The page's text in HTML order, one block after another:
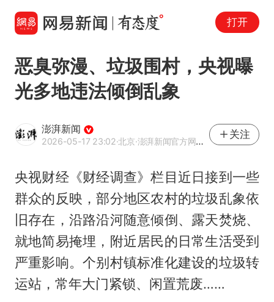
打开
恶臭弥漫、垃圾围村，央视曝
光多地违法倾倒乱象
澎湃新闻
2026-05-17 23:02·北京·澎湃新闻官方网易号
关注
央视财经《财经调查》栏目近日接到一些
群众的反映，部分地区农村的垃圾乱象依
旧存在，沿路沿河随意倾倒、露天焚烧、
就地简易掩埋，附近居民的日常生活受到
严重影响。个别村镇标准化建设的垃圾转
运站，常年大门紧锁、闲置荒废……